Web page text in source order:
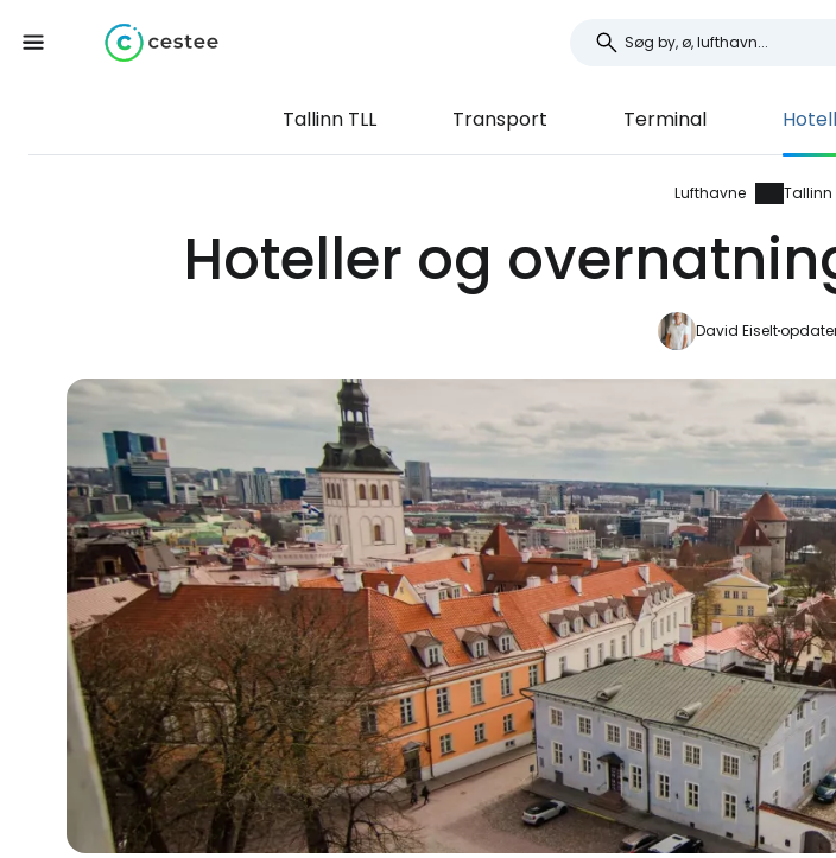
Tallinn TLL Transport Terminal
Lufthavne Tallinn
Hoteller og
David Eiselt